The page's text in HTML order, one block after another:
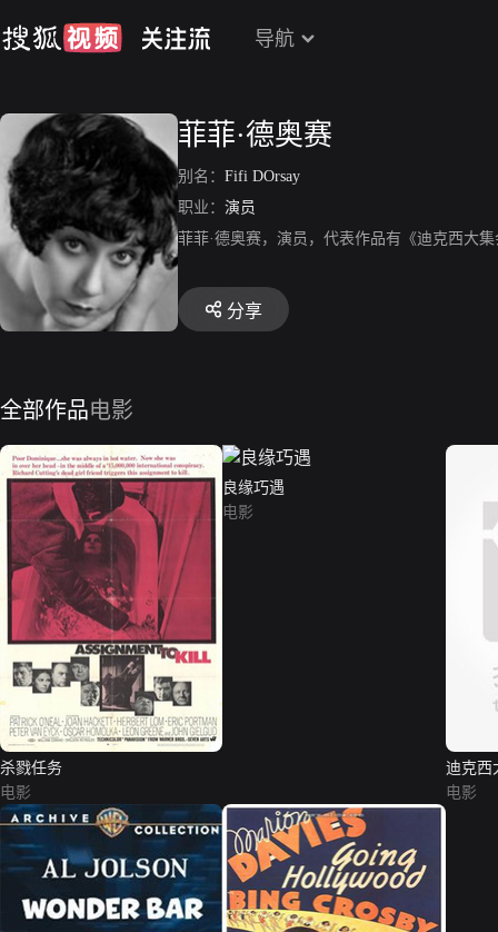
导航
菲菲·德奥赛
别名： Fifi DOrsay
职业： 演员
菲菲·德奥赛，演员，代表作品有《迪克西大
分享
全部作品电影
杀戮任务
电影
良缘巧遇
电影
迪克西
电影